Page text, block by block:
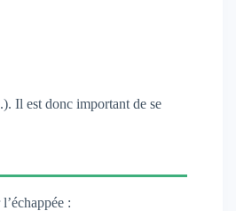
Il est donc important de se
: